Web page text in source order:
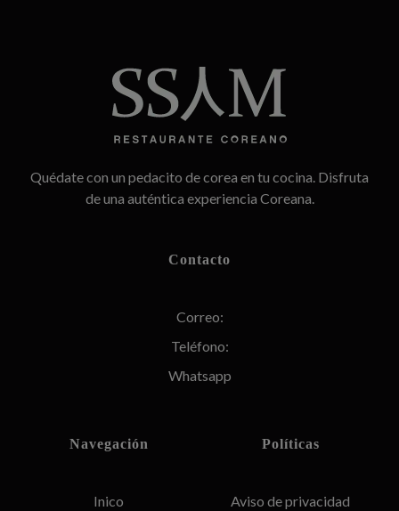
Quédate con un pedacito de corea en tu cocina. Disfruta
de una auténtica experiencia Coreana.
Contacto
Correo:
Teléfono:
Whatsapp
Navegación
Inico
Políticas
Aviso de privacidad